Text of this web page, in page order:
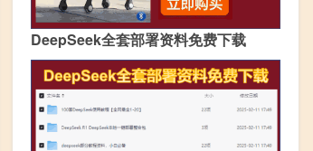
DeepSeek全套部署资料免费下载